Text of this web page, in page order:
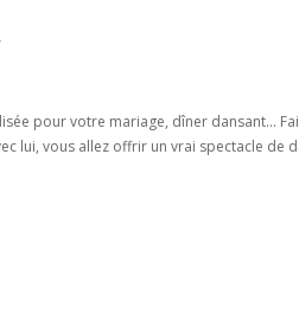
pour votre mariage, dîner dansant...
lui, vous allez offrir un vrai spectacle de